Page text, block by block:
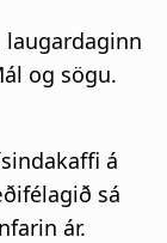
og sögu.
á
sá
ár.